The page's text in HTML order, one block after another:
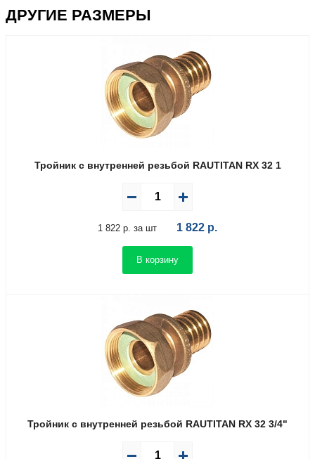
ДРУГИЕ РАЗМЕРЫ
Тройник с внутренней резьбой RAUTITAN RX 32 1
1 822 р. за шт 1 822 р.
В корзину
Тройник с внутренней резьбой RAUTITAN RX 32 3/4"